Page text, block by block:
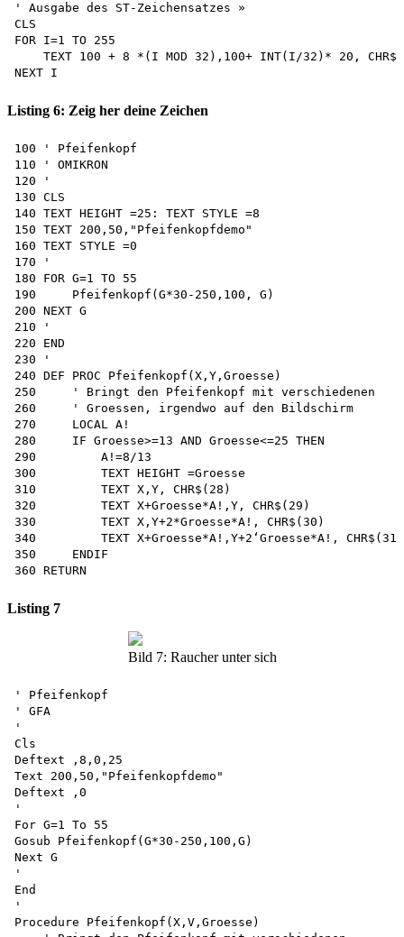
' Ausgabe des ST-Zeichensatzes »
CLS
FOR I=1 TO 255
TEXT 100 + 8 *(I MOD 32),100+ INT(I/32)* 20,
Listing 6: Zeig her deine Zeichen
100 ' Pfeifenkopf
110 ' OMIKRON
120 '
130 CLS
140 TEXT HEIGHT =25: TEXT STYLE =8
150 TEXT 200,50,"Pfeifenkopfdemo"
160 TEXT STYLE =0
170 '
180 FOR G=1 TO 55
190     Pfeifenkopf(G*30-250,100, G)
200 NEXT G
210 '
220 END
230 '
240 DEF PROC Pfeifenkopf(X,Y,Groesse)
250     ' Bringt den Pfeifenkopf mit verschiedenen
260     ' Groessen, irgendwo auf den Bildschirm
270     LOCAL A!
280     IF Groesse>=13 AND Groesse<=25 THEN
290         A!=8/13
300         TEXT HEIGHT =Groesse
310         TEXT X,Y, CHR$(28)
320         TEXT X+Groesse*A!,Y, CHR$(29)
330         TEXT X,Y+2*Groesse*A!, CHR$(30)
340         TEXT X+Groesse*A!,Y+2‘Groesse*A!, CHR$(31)
350     ENDIF
Listing 7
Bild 7: Raucher unter sich
' Pfeifenkopf
' GFA
'
Cls
Deftext ,8,0,25
Text 200,50,"Pfeifenkopfdemo"
Deftext ,0
'
For G=1 To 55
Gosub Pfeifenkopf(G*30-250,100,G)
Next G
'
End
'
Procedure Pfeifenkopf(X,V,Groesse)